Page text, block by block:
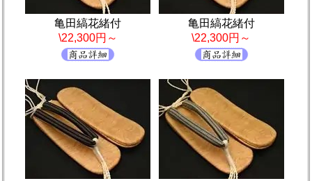
亀田縞花緒付
\22,300円～
亀田縞花緒付
\22,300円～